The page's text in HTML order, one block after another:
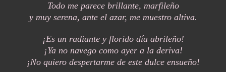
Todo me parece brillante, marfileño
y muy serena, ante el azar, me muestro altiva.
¡Es un radiante y florido día abrileño!
¡Ya no navego como ayer a la deriva!
¡No quiero despertarme de este dulce ensueño!